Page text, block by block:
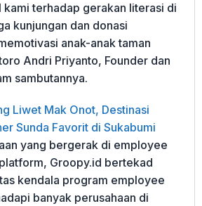
kami terhadap gerakan literasi di
kunjungan dan donasi
anak-anak taman
Andri Priyanto, Founder dan
sambutannya.
Liwet Mak Onot, Destinasi
Sunda Favorit di Sukabumi
yang bergerak di employee
Groopy.id bertekad
kendala program employee
banyak perusahaan di